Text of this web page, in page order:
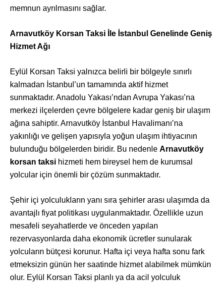
memnun ayrılmasını sağlar.
Arnavutköy Korsan Taksi İle İstanbul Genelinde Geniş
Hizmet Ağı
Eylül Korsan Taksi yalnızca belirli bir bölgeyle sınırlı
kalmadan İstanbul’un tamamında aktif hizmet
sunmaktadır. Anadolu Yakası’ndan Avrupa Yakası’na
merkezi ilçelerden çevre bölgelere kadar geniş bir ulaşım
ağına sahiptir. Arnavutköy İstanbul Havalimanı’na
yakınlığı ve gelişen yapısıyla yoğun ulaşım ihtiyacının
bulunduğu bölgelerden biridir. Bu nedenle Arnavutköy
korsan taksi hizmeti hem bireysel hem de kurumsal
yolcular için önemli bir çözüm sunmaktadır.
Şehir içi yolculukların yanı sıra şehirler arası ulaşımda da
avantajlı fiyat politikası uygulanmaktadır. Özellikle uzun
mesafeli seyahatlerde ve önceden yapılan
rezervasyonlarda daha ekonomik ücretler sunularak
yolcuların bütçesi korunur. Hafta içi veya hafta sonu fark
etmeksizin günün her saatinde hizmet alabilmek mümkün
olur. Eylül Korsan Taksi planlı ya da acil yolculuk